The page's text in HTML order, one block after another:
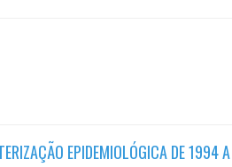
EPIDEMIOLÓGICA DE 1994